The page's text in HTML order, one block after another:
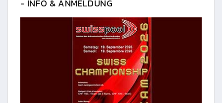
- INFO & ANMELDUNG